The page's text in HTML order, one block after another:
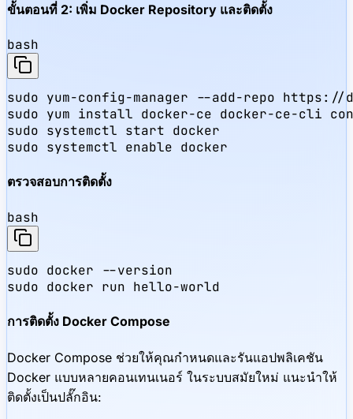
ขั้นตอนที่ 2: เพิ่ม Docker Repository และติดตั้ง
bash
sudo yum-config-manager --add-repo https://
sudo yum install docker-ce docker-ce-cli
sudo systemctl start docker
sudo systemctl enable docker
ตรวจสอบการติดตั้ง
bash
sudo docker --version
sudo docker run hello-world
การติดตั้ง Docker Compose
Docker Compose ช่วยให้คุณกำหนดและรันแอปพลิเคชัน
Docker แบบหลายคอนเทนเนอร์ ในระบบสมัยใหม่ แนะนำให้
ติดตั้งเป็นปลั๊กอิน: